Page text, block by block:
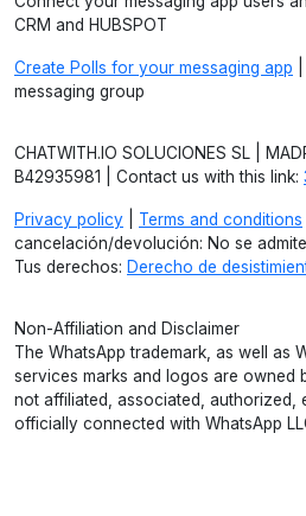
CRM and HUBSPOT
Create Polls for your messaging app
messaging group
CHATWITH.IO SOLUCIONES SL |
B42935981 | Contact us with this link:
Privacy policy Terms and conditions
cancelación/devolución: No se
Tus derechos: Derecho de
Non-Affiliation and Disclaimer
The WhatsApp trademark, as well as
services marks and logos are owned
not affiliated, associated, authorized,
officially connected with WhatsApp